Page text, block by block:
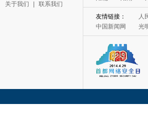
关于我们 联系我们